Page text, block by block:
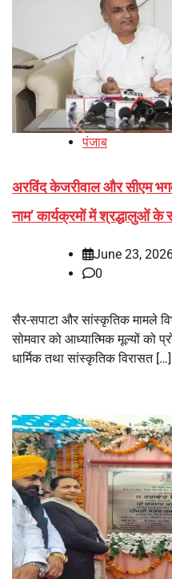
पंजाब
अरविंद केजरीवाल और सीएम
नाम’ कार्यक्रमों में श्रद्धालुओं के
June 23,
0
सैर-सपाटा और सांस्कृतिक मामले
सोमवार को आध्यात्मिक मूल्यों को
धार्मिक तथा सांस्कृतिक विरासत […]